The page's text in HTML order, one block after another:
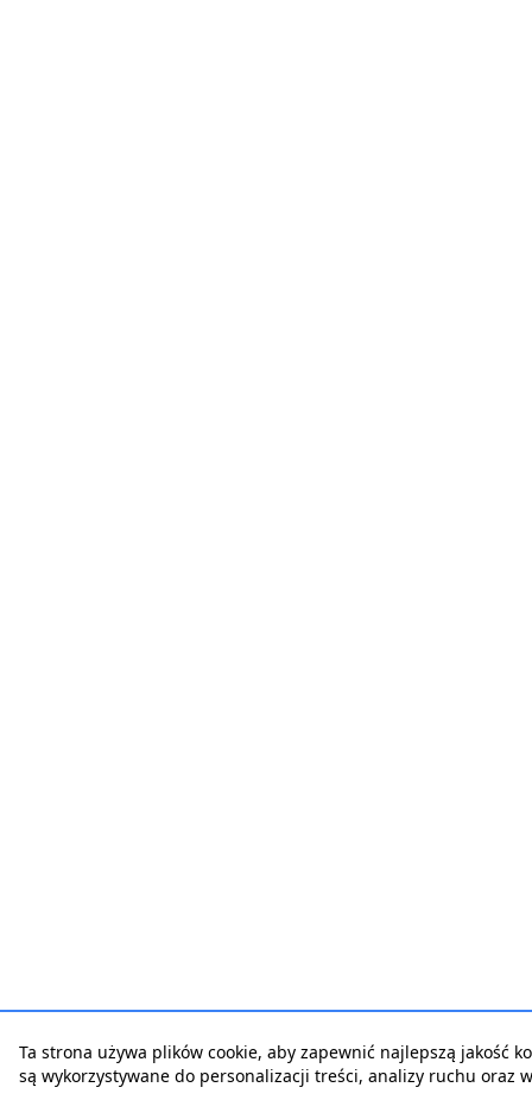
Ta strona używa plików cookie, aby zapewnić najlepszą jakość
są wykorzystywane do personalizacji treści, analizy ruchu oraz